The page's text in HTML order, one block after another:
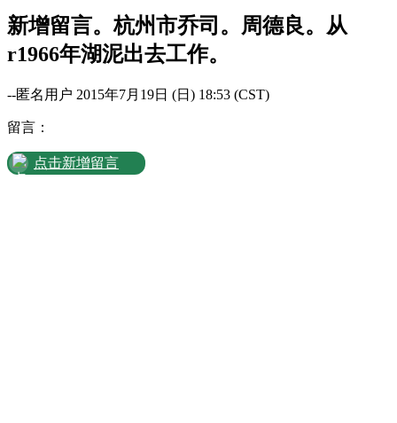
新增留言。杭州市乔司。周德良。从
r1966年湖泥出去工作。
--匿名用户 2015年7月19日 (日) 18:53 (CST)
留言：
点击新增留言